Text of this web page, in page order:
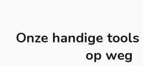
Onze handige
op weg